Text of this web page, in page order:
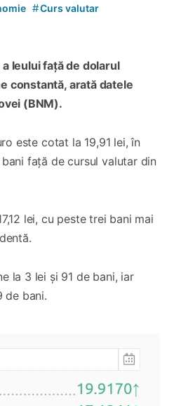
#Curs valutar
leului față de dolarul
constantă, arată datele
(BNM).
este cotat la 19,91 lei, în
față de cursul valutar din
lei, cu peste trei bani mai
la 3 lei și 91 de bani, iar
de bani.